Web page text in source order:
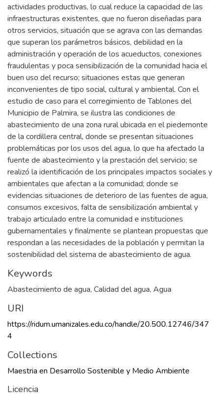
actividades productivas, lo cual reduce la capacidad de las
infraestructuras existentes, que no fueron diseñadas para
otros servicios, situación que se agrava con las demandas
que superan los parámetros básicos, debilidad en la
administración y operación de los acueductos, conexiones
fraudulentas y poca sensibilización de la comunidad hacia el
buen uso del recurso; situaciones estas que generan
inconvenientes de tipo social, cultural y ambiental. Con el
estudio de caso para el corregimiento de Tablones del
Municipio de Palmira, se ilustra las condiciones de
abastecimiento de una zona rural ubicada en el piedemonte
de la cordillera central, donde se presentan situaciones
problemáticas por los usos del agua, lo que ha afectado la
fuente de abastecimiento y la prestación del servicio; se
realizó la identificación de los principales impactos sociales y
ambientales que afectan a la comunidad; donde se
evidencias situaciones de deterioro de las fuentes de agua,
consumos excesivos, falta de sensibilización ambiental y
trabajo articulado entre la comunidad e instituciones
gubernamentales y finalmente se plantean propuestas que
respondan a las necesidades de la población y permitan la
sostenibilidad del sistema de abastecimiento de agua.
Keywords
Abastecimiento de agua, Calidad del agua, Agua
URI
https://ridum.umanizales.edu.co/handle/20.500.12746/347
4
Collections
Maestria en Desarrollo Sostenible y Medio Ambiente
Licencia